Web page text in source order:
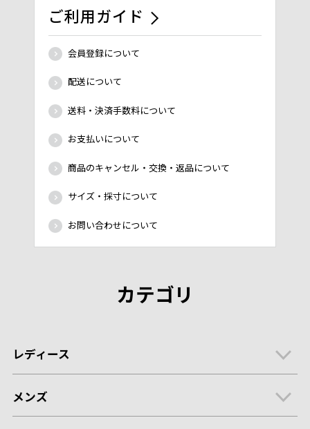
ご利用ガイド
会員登録について
配送について
送料・決済手数料について
お支払いについて
商品のキャンセル・交換・返品について
サイズ・採寸について
お問い合わせについて
カテゴリ
レディース
メンズ